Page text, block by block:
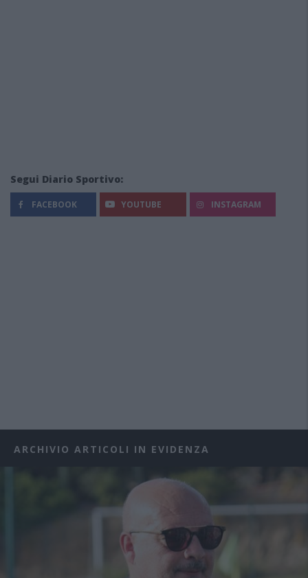
Segui Diario Sportivo:
FACEBOOK YOUTUBE INSTAGRAM
ARCHIVIO ARTICOLI IN EVIDENZA